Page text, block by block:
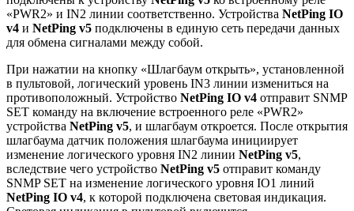
«PWR2» и IN2 линии соответственно. Устройства NetPing IO
v4 и NetPing v5 подключены в единую сеть передачи данных
для обмена сигналами между собой.
При нажатии на кнопку «Шлагбаум открыть», установленной
в пультовой, логический уровень IN3 линии измениться на
противоположный. Устройство NetPing IO v4 отправит SNMP
SET команду на включение встроенного реле «PWR2»
устройства NetPing v5, и шлагбаум откроется. После открытия
шлагбаума датчик положения шлагбаума инициирует
изменение логического уровня IN2 линии NetPing v5,
вследствие чего устройство NetPing v5 отправит команду
SNMP SET на изменение логического уровня IO1 линий
NetPing IO v4, к которой подключена световая индикация.